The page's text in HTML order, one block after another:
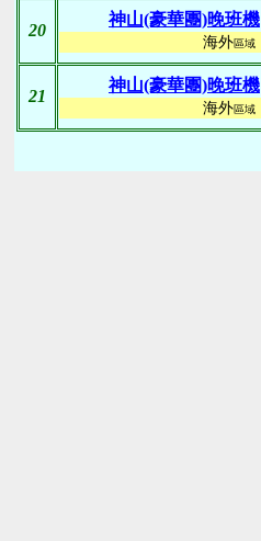
20
神山(豪華團)晚班機
海外區域
21
神山(豪華團)晚班機
海外區域